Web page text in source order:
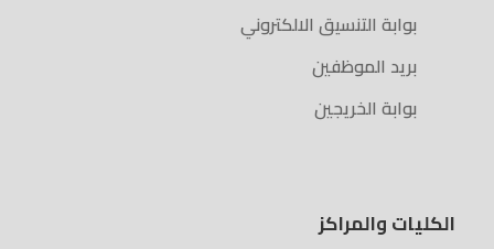
بوابة التنسيق الالكتروني
بريد الموظفين
بوابة الخريجين
الكليات والمراكز